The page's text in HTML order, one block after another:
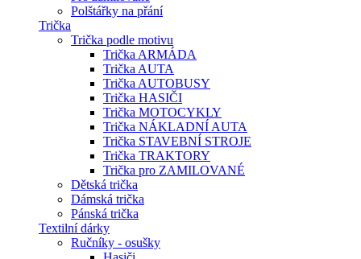
Polštářky na přání
Trička
Trička podle motivu
Trička ARMÁDA
Trička AUTA
Trička AUTOBUSY
Trička HASIČI
Trička MOTOCYKLY
Trička NÁKLADNÍ AUTA
Trička STAVEBNÍ STROJE
Trička TRAKTORY
Trička pro ZAMILOVANÉ
Dětská trička
Dámská trička
Pánská trička
Textilní dárky
Ručníky - osušky